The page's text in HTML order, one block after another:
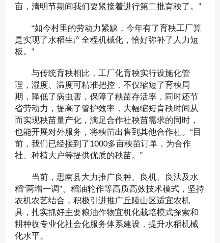
亩，清明节期间我们要紧接着进行第二批育秧了。”
“如今村里的劳动力紧缺，今年有了育秧工厂算
是实现了水稻生产全程机械化，恰好弥补了人力短
板。”
与传统育秧相比，工厂化育秧实行设施化管
理，湿度、温度可精准把控，不仅缩短了育秧周
期，降低了病虫害，保障了秧苗存活率，同时还节
省劳动力，提高了管护效率，大幅缩短育秧时间从
而实现秧苗量产化，满足合作社秧苗需求的同时，
也能开展对外服务，将秧苗出售到其他合作社。“目
前，我们已经接到了1000多亩秧苗订单，为合作
社、种植大户等提供优质的秧苗。”
当前，思南县大力推广良种、良机、良法及水
稻“两增一调”、稻油轮作等高质高效技术模式，坚持
农机农艺结合，积极引进推广丘陵山区适宜农机
具，扎实抓好主要粮油作物宜机化栽培模式探索和
耕种收专业化社会化服务体系建设，提升水稻机械
化水平。